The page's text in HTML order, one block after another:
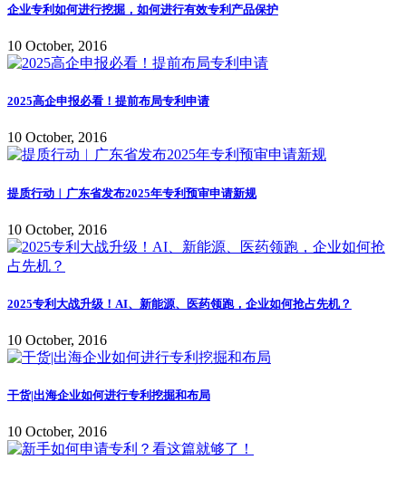
企业专利如何进行挖掘，如何进行有效专利产品保护
10 October, 2016
2025高企申报必看！提前布局专利申请
10 October, 2016
提质行动︱广东省发布2025年专利预审申请新规
10 October, 2016
2025专利大战升级！AI、新能源、医药领跑，企业如何抢占先机？
10 October, 2016
干货|出海企业如何进行专利挖掘和布局
10 October, 2016